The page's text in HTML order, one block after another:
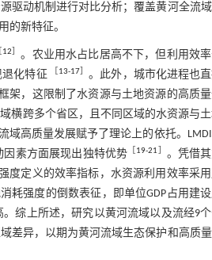
驱动机制进行对比分析；覆盖黄河全流
的新特征。
12
。农业用水占比居高不下，但利用效
化特征
13-17］ 。此外，城市化进程也
架，这限制了水资源与土地资源的高质
横跨多个省区，且不同区域的水资源与
域高质量发展赋予了理论上的依托。
素方面展现出独特优势
19-21
。凭借
度定义的效率指标，水资源利用效率采
耗强度的倒数表征，即单位GDP占用建
综上所述，研究以黄河流域以及流经9
差异，以期为黄河流域生态保护和高质